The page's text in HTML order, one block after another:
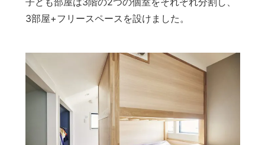
3部屋+フリースペースを設けました。